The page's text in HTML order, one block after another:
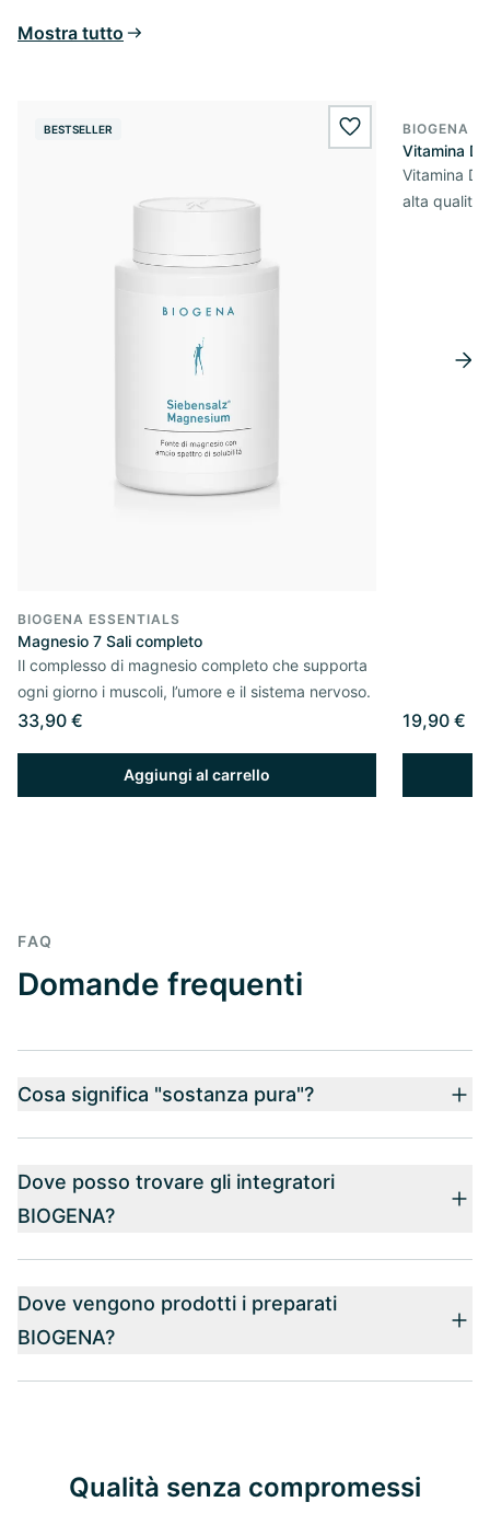
Mostra tutto
BESTSELLER wishlist.add
BIOGENA ESSENTIALS
Magnesio 7 Sali completo
Il complesso di magnesio completo che supporta
ogni giorno i muscoli, l’umore e il sistema nervoso.
33,90 €
Aggiungi al carrello
BIOGENA
Vitamina
Vitamina
alta qualità
19,90 €
FAQ
Domande frequenti
Cosa significa "sostanza pura"?
Dove posso trovare gli integratori
BIOGENA?
Dove vengono prodotti i preparati
BIOGENA?
Qualità senza compromessi